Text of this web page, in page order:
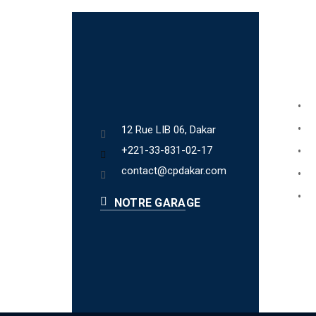
12 Rue LIB 06, Dakar
+221-33-831-02-17
contact@cpdakar.com
NOTRE GARAGE